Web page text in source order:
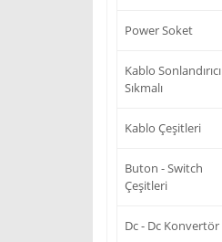
Power Soket
Kablo Sonlandırıcı
Sıkmalı
Kablo Çeşitleri
Buton - Switch
Çeşitleri
Dc - Dc Konvertör